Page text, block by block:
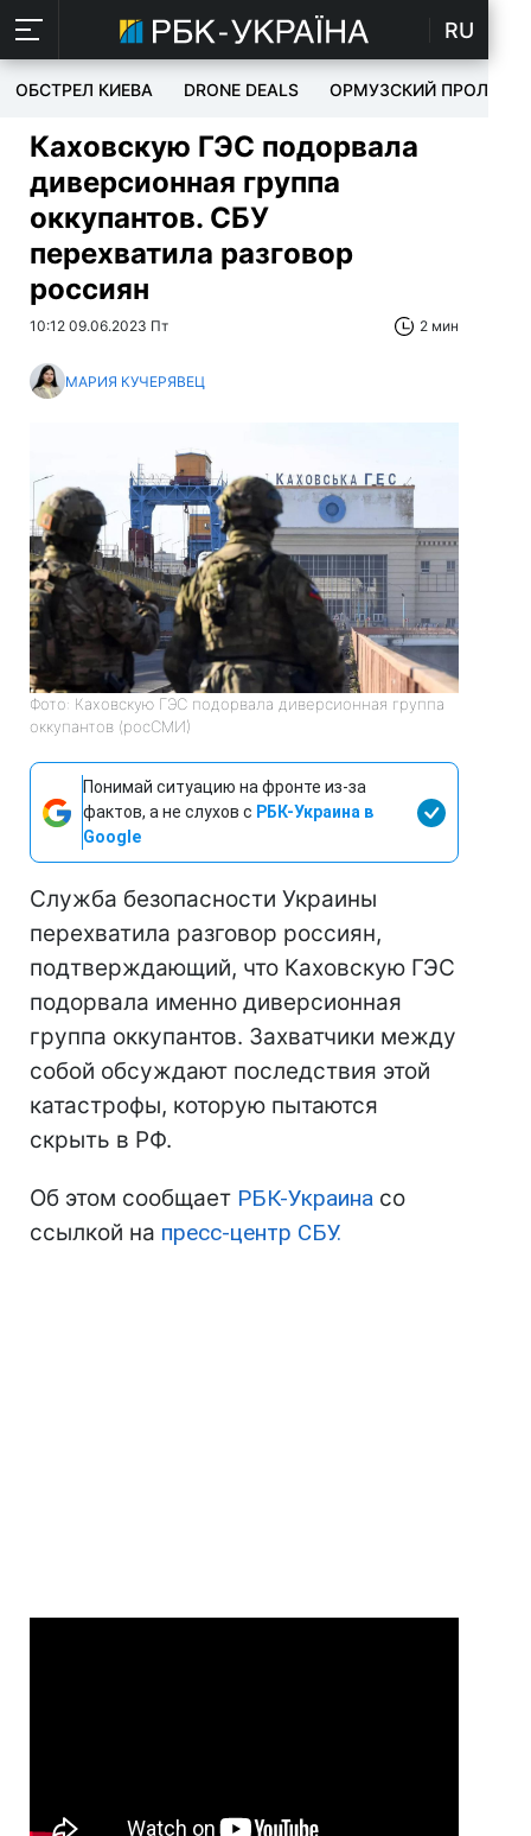
RU
ОБСТРЕЛ КИЕВА DRONE DEALS ОРМУЗСКИЙ ПРОЛИВ
Каховскую ГЭС подорвала
диверсионная группа
оккупантов. СБУ
перехватила разговор
россиян
10:12 09.06.2023 Пт 2 мин
МАРИЯ КУЧЕРЯВЕЦ
Фото: Каховскую ГЭС подорвала диверсионная группа
оккупантов (росСМИ)
Понимай ситуацию на фронте из-за
фактов, а не слухов с РБК-Украина в
Google
Служба безопасности Украины
перехватила разговор россиян,
подтверждающий, что Каховскую ГЭС
подорвала именно диверсионная
группа оккупантов. Захватчики между
собой обсуждают последствия этой
катастрофы, которую пытаются
скрыть в РФ.
Об этом сообщает РБК-Украина со
ссылкой на пресс-центр СБУ.